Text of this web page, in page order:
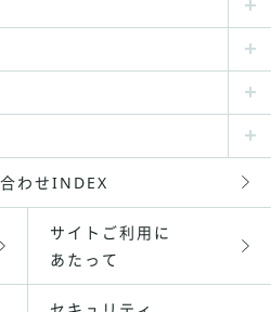
わせINDEX
サイトご利用に
あたって